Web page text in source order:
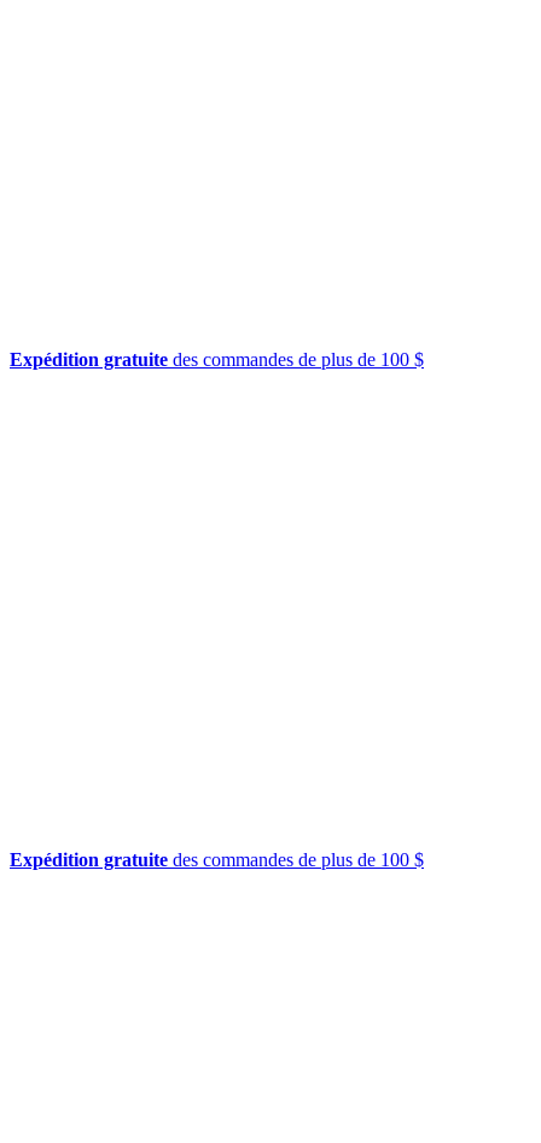
Expédition gratuite des commandes de plus de 100 $
Expédition gratuite des commandes de plus de 100 $